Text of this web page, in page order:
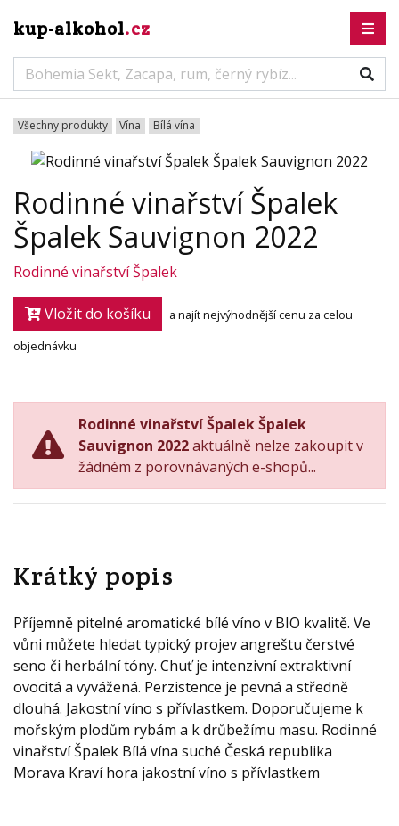
kup-alkohol.cz
Všechny produkty Vína Bílá vína
Rodinné vinařství Špalek
Špalek Sauvignon 2022
Rodinné vinařství Špalek
Vložit do košíku
a najít nejvýhodnější cenu za celou
objednávku
Rodinné vinařství Špalek Špalek
Sauvignon 2022aktuálně nelze zakoupit v
žádném z porovnávaných e-shopů...
Krátký popis
Příjemně pitelné aromatické bílé víno v BIO kvalitě. Ve
vůni můžete hledat typický projev angreštu čerstvé
seno či herbální tóny. Chuť je intenzivní extraktivní
ovocitá a vyvážená. Perzistence je pevná a středně
dlouhá. Jakostní víno s přívlastkem. Doporučujeme k
mořským plodům rybám a k drůbežímu masu. Rodinné
vinařství Špalek Bílá vína suché Česká republika
Morava Kraví hora jakostní víno s přívlastkem